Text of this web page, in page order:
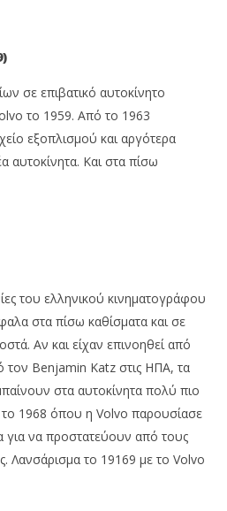
σε επιβατικό αυτοκίνητο
το 1959. Από το 1963
εξοπλισμού και αργότερα
αυτοκίνητα. Και στα πίσω
του ελληνικού κινηματογράφου
στα πίσω καθίσματα και σε
Αν και είχαν επινοηθεί από
τον Benjamin Katz στις ΗΠΑ, τα
στα αυτοκίνητα πολύ πιο
1968 όπου η Volvo παρουσίασε
να προστατεύουν από τους
Λανσάρισμα το 19169 με το Volvo